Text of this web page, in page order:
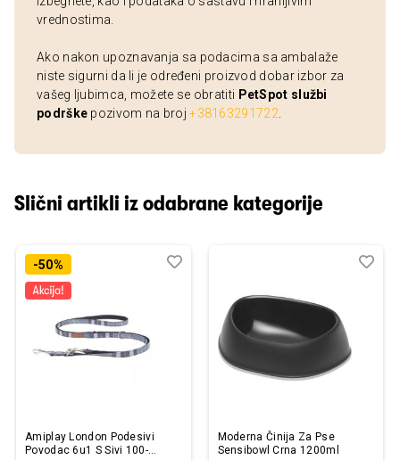
vrednostima.
Ako nakon upoznavanja sa podacima sa ambalaže
niste sigurni da li je određeni proizvod dobar izbor za
vašeg ljubimca, možete se obratiti PetSpot službi
podrške pozivom na broj+38163291722
Slični artikli iz odabrane kategorije
-50%
Amiplay London Podesivi
Povodac 6u1 S Sivi 100-
Dodaj
Uporedi
Moderna Činija Za Pse
Sensibowl Crna 1200ml